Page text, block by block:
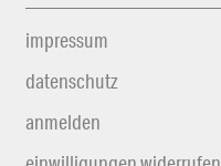
impressum
datenschutz
anmelden